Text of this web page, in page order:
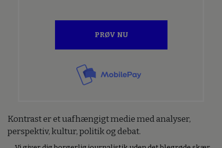
PRØV NU
Kontrast er et uafhængigt medie med analyser,
perspektiv, kultur, politik og debat.